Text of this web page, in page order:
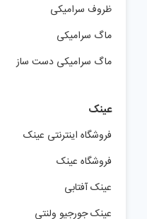
ظروف سرامیکی
ماگ سرامیکی
ماگ سرامیکی دست ساز
عینک
فروشگاه اینترنتی عینک
فروشگاه عینک
عینک آفتابی
عینک جورجیو ولنتی